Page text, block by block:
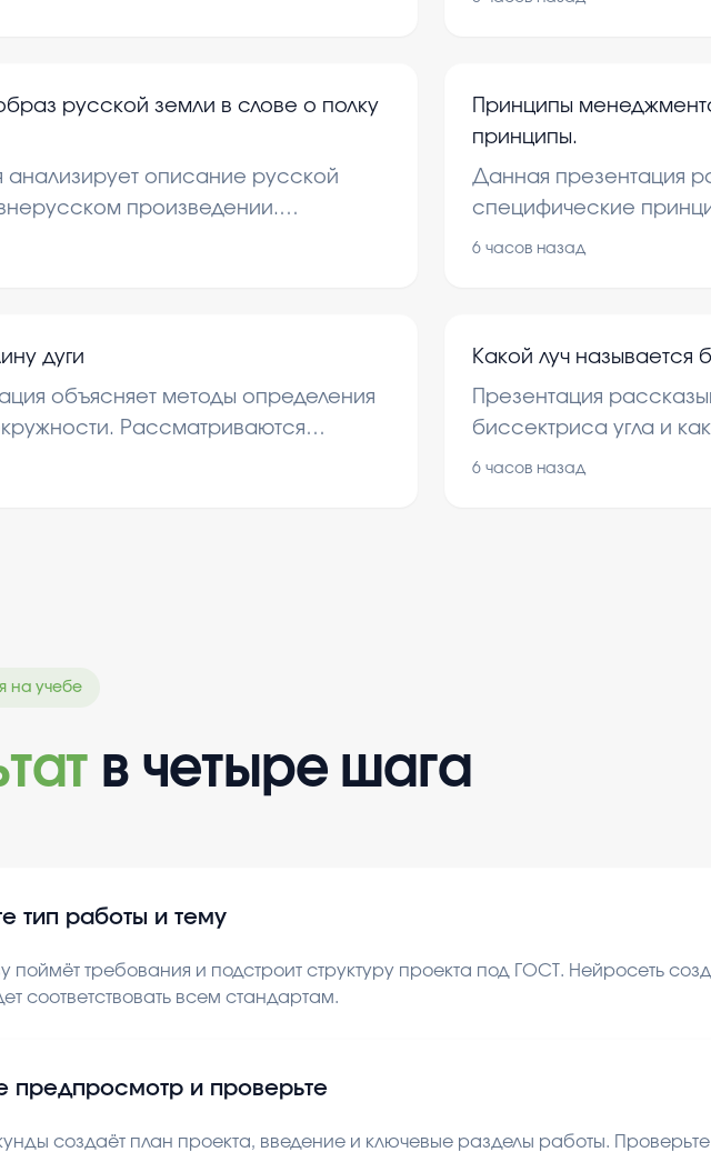
русской земли в слове о полку
анализирует описание русской
произведении.
особенности поэтического
Принципы
принципы.
Данная презентация
специфические
поможет понять, как
6 часов назад
дуги
объясняет методы определения
Рассматриваются
и примеры расчетов для
Какой луч называется
Презентация
биссектриса угла и
геометрии. В ней
6 часов назад
на учебе
в четыре шага
тип работы и тему
поймёт требования и подстроит структуру проекта под ГОСТ. Нейросеть
соответствовать всем стандартам.
предпросмотр и проверьте
создаёт план проекта, введение и ключевые разделы работы. Проверьте